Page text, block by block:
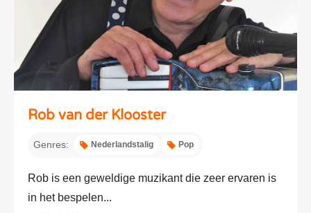
Rob van der Klooster
Genres: Nederlandstalig Pop
Rob is een geweldige muzikant die zeer ervaren is
in het bespelen...